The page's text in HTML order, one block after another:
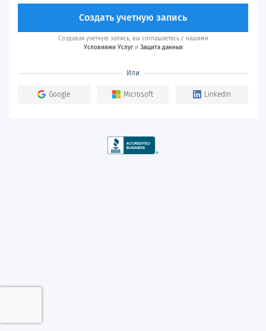
Создать учетную запись
Создавая учетную запись, вы соглашаетесь с нашими
Условиями Услуги Защита данных
Или
Google Microsoft LinkedIn